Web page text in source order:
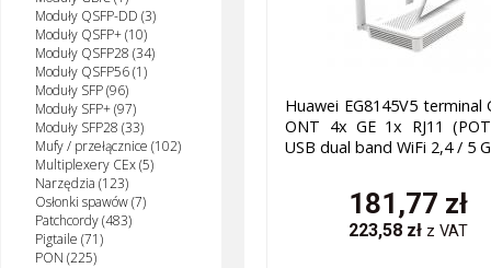
Moduły QSFP-DD (3)
Moduły QSFP+ (10)
Moduły QSFP28 (34)
Moduły QSFP56 (1)
Moduły SFP (96)
Moduły SFP+ (97)
Moduły SFP28 (33)
Mufy / przełącznice (102)
Multiplexery CEx (5)
Narzędzia (123)
Osłonki spawów (7)
Patchcordy (483)
Pigtaile (71)
PON (225)
Huawei EG8145V5 terminal
ONT 4x GE 1x RJ11
USB dual band WiFi 2,4 / 5
181,77 zł
223,58 zł z VAT